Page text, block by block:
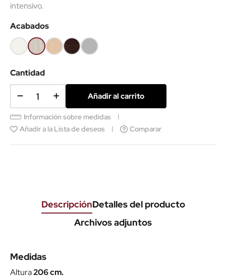
intensivo.
Acabados
BlancoRoble
(EMF)
Haya
(EMF)
Wengué
Gris
claro
Cantidad
Añadir al carrito
Información sobre medidas
Añadir a la Lista de deseos
Comparar
DescripciónDetalles del producto
Archivos adjuntos
Medidas
Altura206 cm.